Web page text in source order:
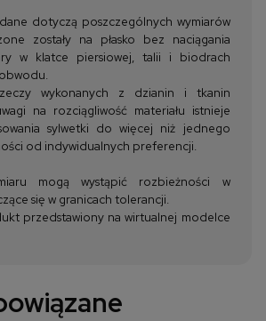
dotyczą poszczególnych wymiarów
zostały na płasko bez naciągania
w klatce piersiowej, talii i biodrach
wykonanych z dzianin i tkanin
na rozciągliwość materiału istnieje
sylwetki do więcej niż jednego
od indywidualnych preferencji.
mogą wystąpić rozbieżności w
się w granicach tolerancji.
przedstawiony na wirtualnej modelce